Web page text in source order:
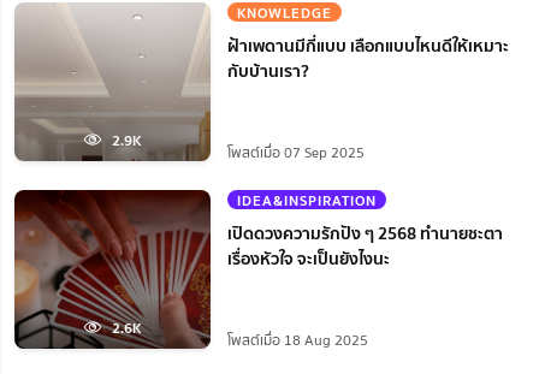
2.9K
KNOWLEDGE
ฝ้าเพดานมีกี่แบบ เลือกแบบไหนดีให้เหมาะ
กับบ้านเรา?
โพสต์เมื่อ 07 Sep 2025
2.6K
IDEA&INSPIRATION
เปิดดวงความรักปัง ๆ 2568 ทำนายชะตา
เรื่องหัวใจ จะเป็นยังไงนะ
โพสต์เมื่อ 18 Aug 2025